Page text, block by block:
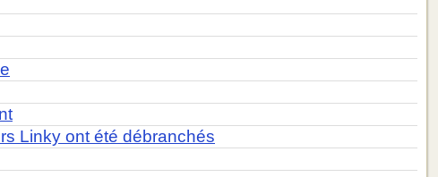
Linky ont été débranchés